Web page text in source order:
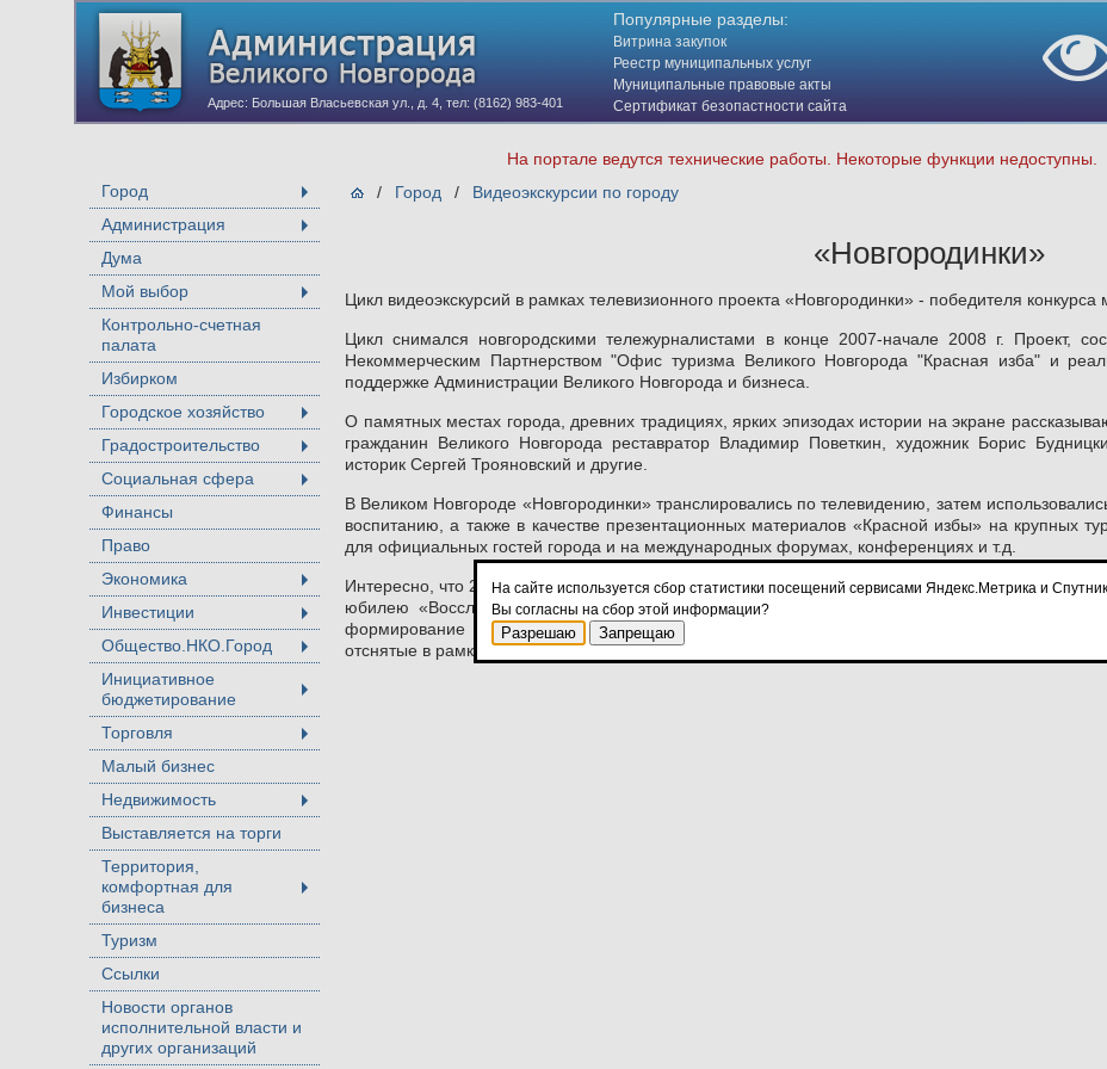
Адрес: Большая Власьевская ул., д. 4, тел: (8162) 983-401
Популярные разделы:
Витрина закупок
Реестр муниципальных услуг
Муниципальные правовые акты
Сертификат безопастности сайта
(HTTPS)
На портале ведутся технические работы. Некоторые функции недоступны.
Город
Администрация
Дума
Мой выбор
Контрольно-счетная
палата
Избирком
Городское хозяйство
Градостроительство
Социальная сфера
Финансы
Право
Экономика
Инвестиции
Общество.НКО.Город
Инициативное
бюджетирование
Торговля
Малый бизнес
Недвижимость
Выставляется на торги
Территория,
комфортная для
бизнеса
Туризм
Ссылки
Новости органов
исполнительной власти и
других организаций
/ Город / Видеоэкскурсии по городу
«Новгородинки»
Цикл видеоэкскурсий в рамках телевизионного проекта «Новгородинки» - победителя
Цикл снимался новгородскими тележурналистами в конце 2007-начале 2008 г. Проект,
Некоммерческим Партнерством "Офис туризма Великого Новгорода "Красная изба" и
поддержке Администрации Великого Новгорода и бизнеса.
О памятных местах города, древних традициях, ярких эпизодах истории на экране
гражданин Великого Новгорода реставратор Владимир Поветкин, художник Борис
историк Сергей Трояновский и другие.
В Великом Новгороде «Новгородинки» транслировались по телевидению, затем
воспитанию, а также в качестве презентационных материалов «Красной избы» на крупных
для официальных гостей города и на международных форумах, конференциях и т.д.
Интересно, что 2008-2009 учебный год в школах Великого Новгорода впервые начался с
юбилею «Восславим град великий». Цель такого мероприятия – рассказать школьникам
формирование государства, законов, культуры и письменности. Для проведения
отснятые в рамках телевизионного проекта «Новгородинки».
На сайте используется сбор статистики посещений сервисами Яндекс.Метрика и Спутник.
Вы согласны на сбор этой информации?
Разрешаю Запрещаю